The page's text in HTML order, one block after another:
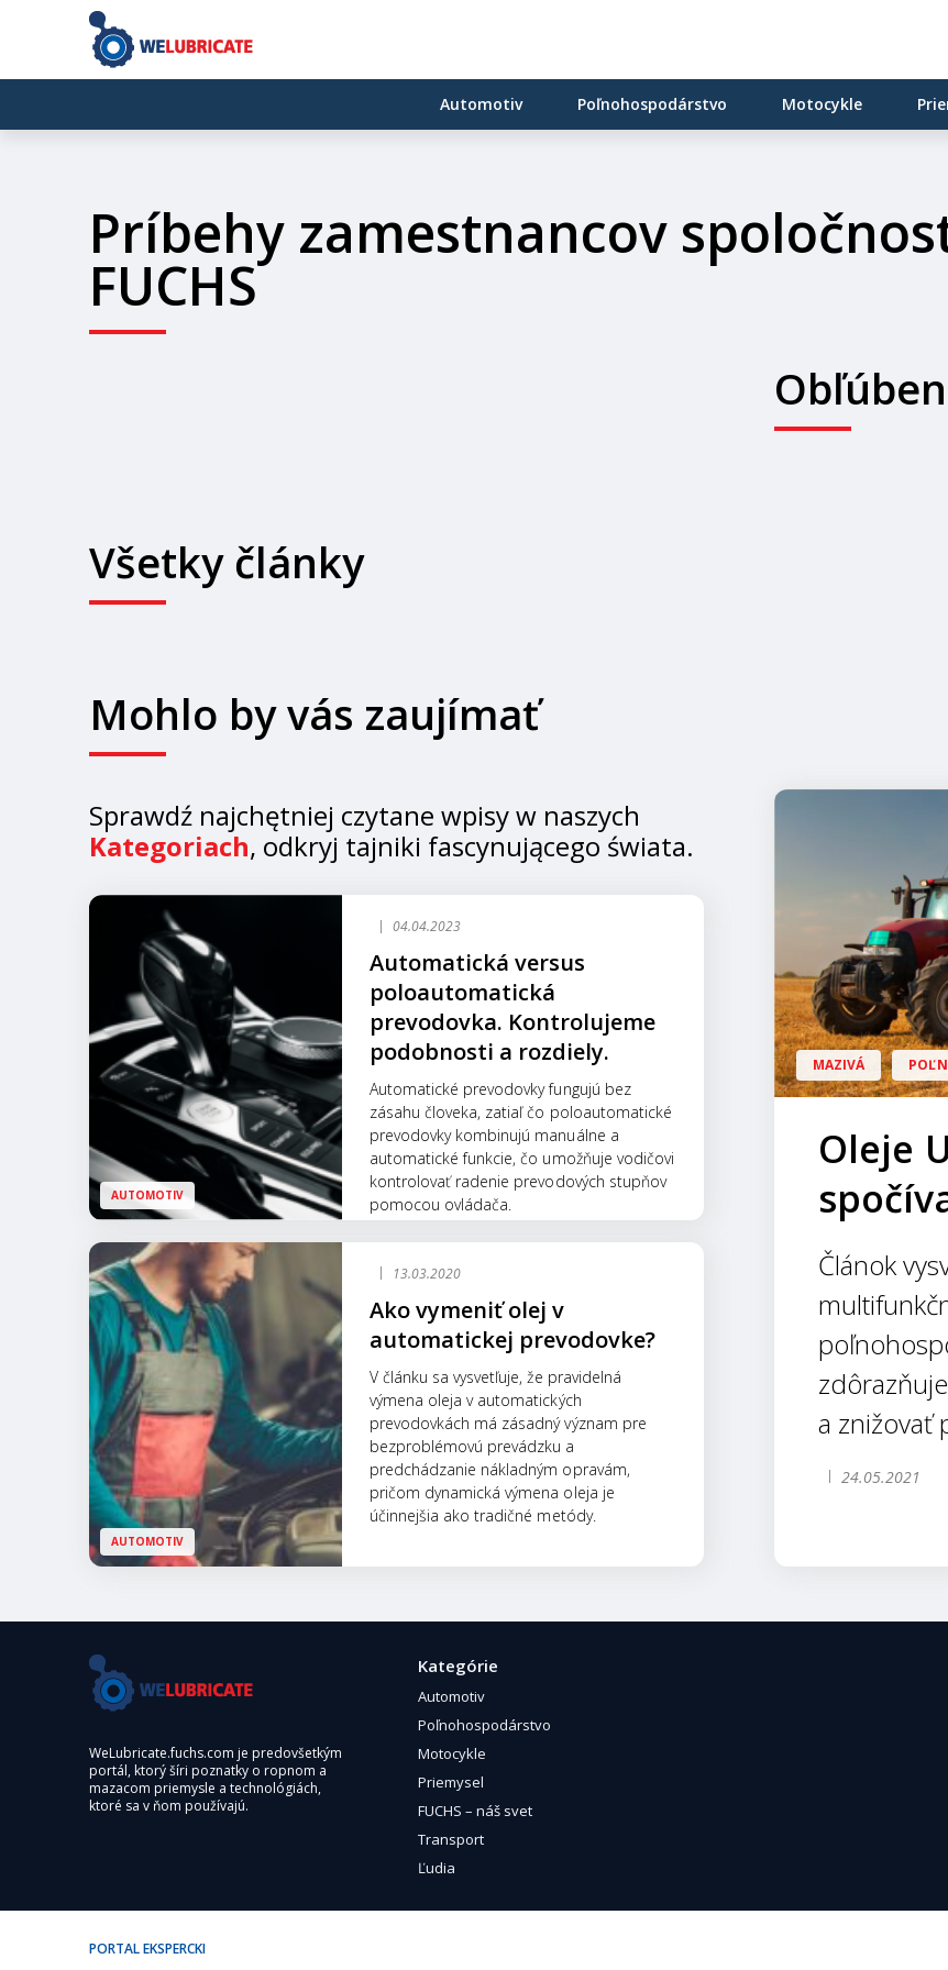
Automotiv Poľnohospodárstvo Motocykle
Príbehy zamestnancov
FUCHS
Všetky články
Mohlo by vás zaujímať
Sprawdź najchętniej czytane wpisy w naszych
Kategoriach, odkryj tajniki fascynującego świata.
AUTOMOTIV
04.04.2023
Automatická versus
poloautomatická
prevodovka. Kontrolujeme
podobnosti a rozdiely.
Automatické prevodovky fungujú bez
zásahu človeka, zatiaľ čo poloautomatické
prevodovky kombinujú manuálne a
automatické funkcie, čo umožňuje vodičovi
kontrolovať radenie prevodových stupňov
pomocou ovládača.
AUTOMOTIV
13.03.2020
Ako vymeniť olej v
automatickej prevodovke?
V článku sa vysvetľuje, že pravidelná
výmena oleja v automatických
prevodovkách má zásadný význam pre
bezproblémovú prevádzku a
predchádzanie nákladným opravám,
pričom dynamická výmena oleja je
účinnejšia ako tradičné metódy.
MAZIVÁ
Oleje
Článok
a znižovať
24.05.2021
WeLubricate.fuchs.com je predovšetkým
portál, ktorý šíri poznatky o ropnom a
mazacom priemysle a technológiách,
ktoré sa v ňom používajú.
Kategórie
Automotiv
Poľnohospodárstvo
Motocykle
Priemysel
FUCHS – náš svet
Transport
Ľudia
PORTAL EKSPERCKI